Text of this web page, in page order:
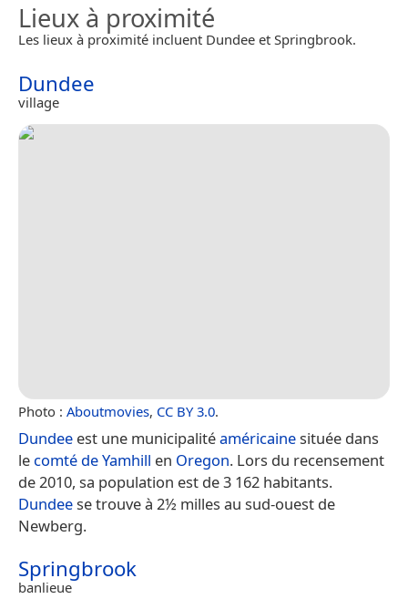
Lieux à proximité
Les lieux à proximité incluent Dundee et Springbrook.
Dundee
village
Photo : Aboutmovies, CC BY 3.0.
Dundee est une municipalitéaméricainesituée dans
le comté de Yamhill en Oregon. Lors du recensement
de 2010, sa population est de 3 162 habitants.
Dundeese trouve à 2½ milles au sud-ouest de
Newberg.
Springbrook
banlieue